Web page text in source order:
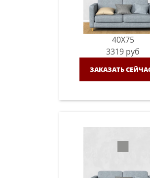
40X75
3319 руб
ЗАКАЗАТЬ